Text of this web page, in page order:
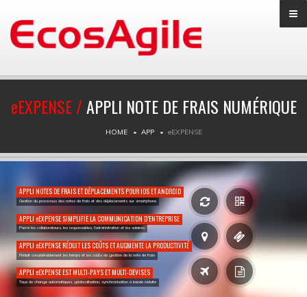
eEXPENSE /APPLI NOTE DE FRAIS NUMÉRIQUE
HOME APP eEXPENSE
APPLI NOTES DE FRAIS ET DÉPLACEMENTS POUR IOS ET ANDROID
Gestion du processus des notes de frais et des déplacements sur smartphone
APPLI eEXPENSE SIMPLIFIE LA COMMUNICATION D’ENTREPRISE
Parmi les collaborateurs, les responsables, l’administration et les salaires
APPLI eEXPENSE RÉDUIT LES COÛTS ET AUGMENTE LA PRODUCTIVITÉ
Réduit considérablement les temps et les coûts de gestion de la note de frais
APPLI eEXPENSE EST MULTI-PAYS ET MULTI-DEVISES
Taux de change automatiques, géolocalisation, synchronisation à bande réduite